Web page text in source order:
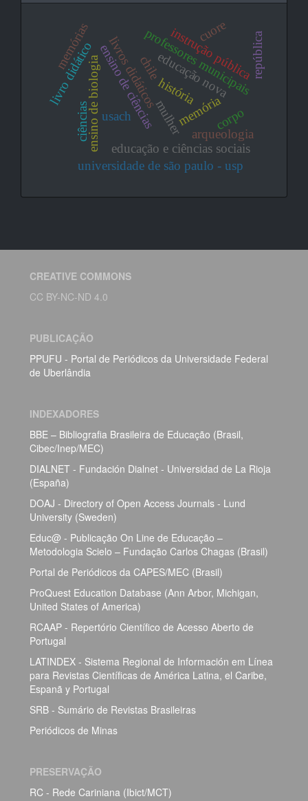
história
memória
ensino de ciências
ensino de biologialivros didáticos
educação e ciências sociais
professores municipais
livro didático
mulher
educação nova
ciências
instrução pública
arqueologia
universidade de são paulo - usp
memórias chile
usach
cuore
corpo
república
CREATIVE COMMONS
CC BY-NC-ND 4.0
PUBLICAÇÃO
PPUFU - Portal de Periódicos da Universidade Federal
de Uberlândia
INDEXADORES
BBE – Bibliografia Brasileira de Educação (Brasil,
Cibec/Inep/MEC)
DIALNET - Fundación Dialnet - Universidad de La Rioja
(España)
DOAJ - Directory of Open Access Journals - Lund
University (Sweden)
Educ@ - Publicação On Line de Educação –
Metodologia Scielo – Fundação Carlos Chagas (Brasil)
Portal de Periódicos da CAPES/MEC (Brasil)
ProQuest Education Database (Ann Arbor, Michigan,
United States of America)
RCAAP - Repertório Científico de Acesso Aberto de
Portugal
LATINDEX - Sistema Regional de Información em Línea
para Revistas Científicas de América Latina, el Caribe,
Espanã y Portugal
SRB - Sumário de Revistas Brasileiras
Periódicos de Minas
PRESERVAÇÃO
RC - Rede Cariniana (Ibict/MCT)